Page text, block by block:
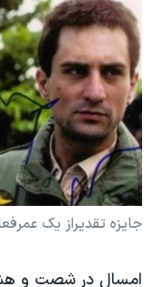
جستجوویژه برنامه‌ها
فرهنگ و زندگی
حقوق شهروندی
اقتصادی
علم و فناوری
آرشیو پخش زنده
۲۵۰سالگی آمریکا
بایگانی برنامه‌های
مستندها
انتخابات ریاست جمهوری
حمله جمهوری اسلامی
رمز مهسا
ورزش زنان در ایران
مجموعه مستندهای
یادگیری زبان
دنبال کنید
زبانهای مختلف
جایزه تقدیراز یک
امسال در شصت و